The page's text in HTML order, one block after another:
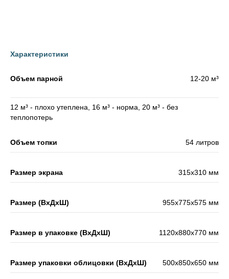
Характеристики
Объем парной 12-20 м³
12 м³ - плохо утеплена, 16 м³ - норма, 20 м³ - без
теплопотерь
Объем топки 54 литров
Размер экрана 315х310 мм
Размер (ВхДхШ) 955х775х575 мм
Размер в упаковке (ВхДхШ) 1120х880х770 мм
Размер упаковки облицовки (ВхДхШ) 500х850х650 мм
СТАРТОВЫЕ ЭЛЕМЕНТЫ